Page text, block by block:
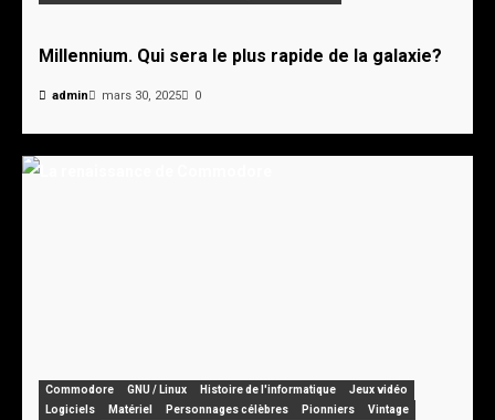
Millennium. Qui sera le plus rapide de la galaxie?
admin mars 30, 2025 0
Commodore GNU / Linux Histoire de l'informatique
Jeux vidéo
Logiciels
Matériel Personnages célèbres Pionniers
Vintage